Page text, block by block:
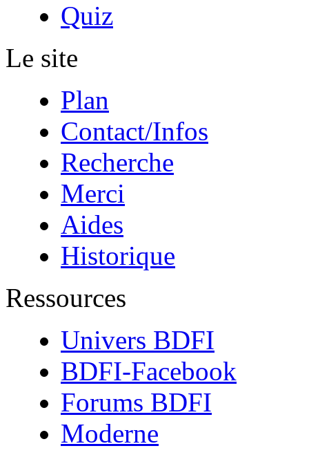
Quiz
Le site
Plan
Contact/Infos
Recherche
Merci
Aides
Historique
Ressources
Univers BDFI
BDFI-Facebook
Forums BDFI
Moderne